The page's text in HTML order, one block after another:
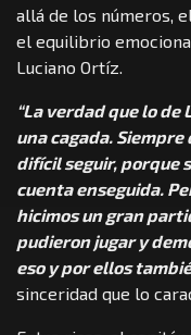
allá de los números,
el equilibrio
Luciano Ortíz.
“La verdad que lo de
una cagada. Siempre
difícil seguir, porque
cuenta enseguida.
hicimos un gran
pudieron jugar y
eso y por ellos
sinceridad que lo